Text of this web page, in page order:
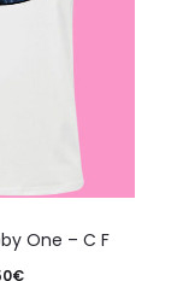
One – C F
€